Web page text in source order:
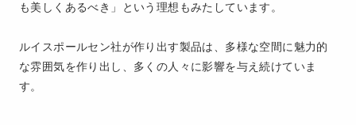
も美しくあるべき」という理想もみたしています。
ルイスポールセン社が作り出す製品は、多様な空間に魅力的
な雰囲気を作り出し、多くの人々に影響を与え続けていま
す。